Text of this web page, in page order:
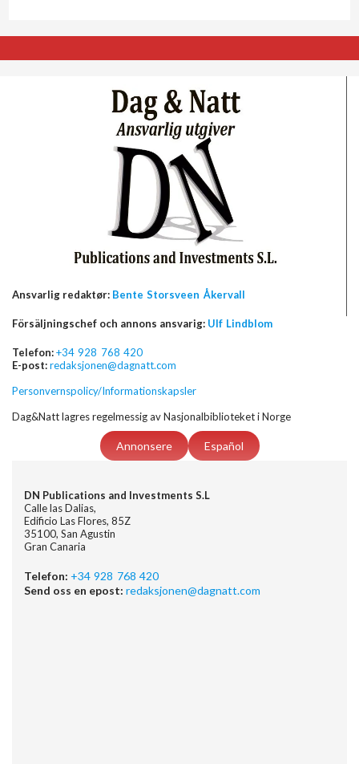
Ansvarlig redaktør: Bente Storsveen Åkervall
Försäljningschef och annons ansvarig: Ulf Lindblom
Telefon:+34 928 768 420
E-post:redaksjonen@dagnatt.com
Personvernspolicy/Informationskapsler
Dag&Natt lagres regelmessig av Nasjonalbiblioteket i Norge
Annonsere Español
DN Publications and Investments S.L
Calle las Dalias,
Edificio Las Flores, 85Z
35100, San Agustin
Gran Canaria
Telefon: +34 928 768 420
Send oss en epost: redaksjonen@dagnatt.com